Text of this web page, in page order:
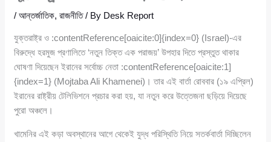
/আন্তর্জাতিক,রাজনীতি/ By Desk Report
যুক্তরাষ্ট্র ও :contentReference[oaicite:0]{index=0} (Israel)-এর
বিরুদ্ধে হরমুজ প্রণালিতে ‘নতুন তিক্ত এক পরাজয়’ উপহার দিতে প্রস্তুত থাকার
ঘোষণা দিয়েছেন ইরানের সর্বোচ্চ নেতা :contentReference[oaicite:1]
{index=1} (Mojtaba Ali Khamenei)। তার এই বার্তা রোববার (১৯ এপ্রিল)
ইরানের রাষ্ট্রীয় টেলিভিশনে প্রচার করা হয়, যা নতুন করে উত্তেজনা ছড়িয়ে দিয়েছে
পুরো অঞ্চলে।
খামেনির এই কড়া অবস্থানের আগে থেকেই যুদ্ধ পরিস্থিতি নিয়ে সতর্কবার্তা দিচ্ছিলেন